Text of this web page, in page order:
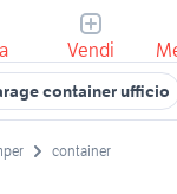
Vendi
container ufficio
container